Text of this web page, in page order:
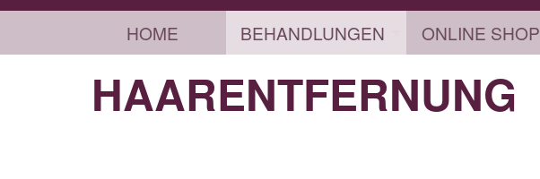
HOME BEHANDLUNGEN ONLINE SHOP
HAARENTFERNUNG